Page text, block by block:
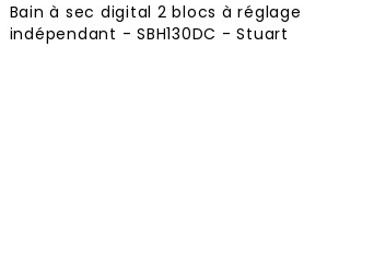
Bain à sec digital 2 blocs à réglage
indépendant - SBH130DC - Stuart